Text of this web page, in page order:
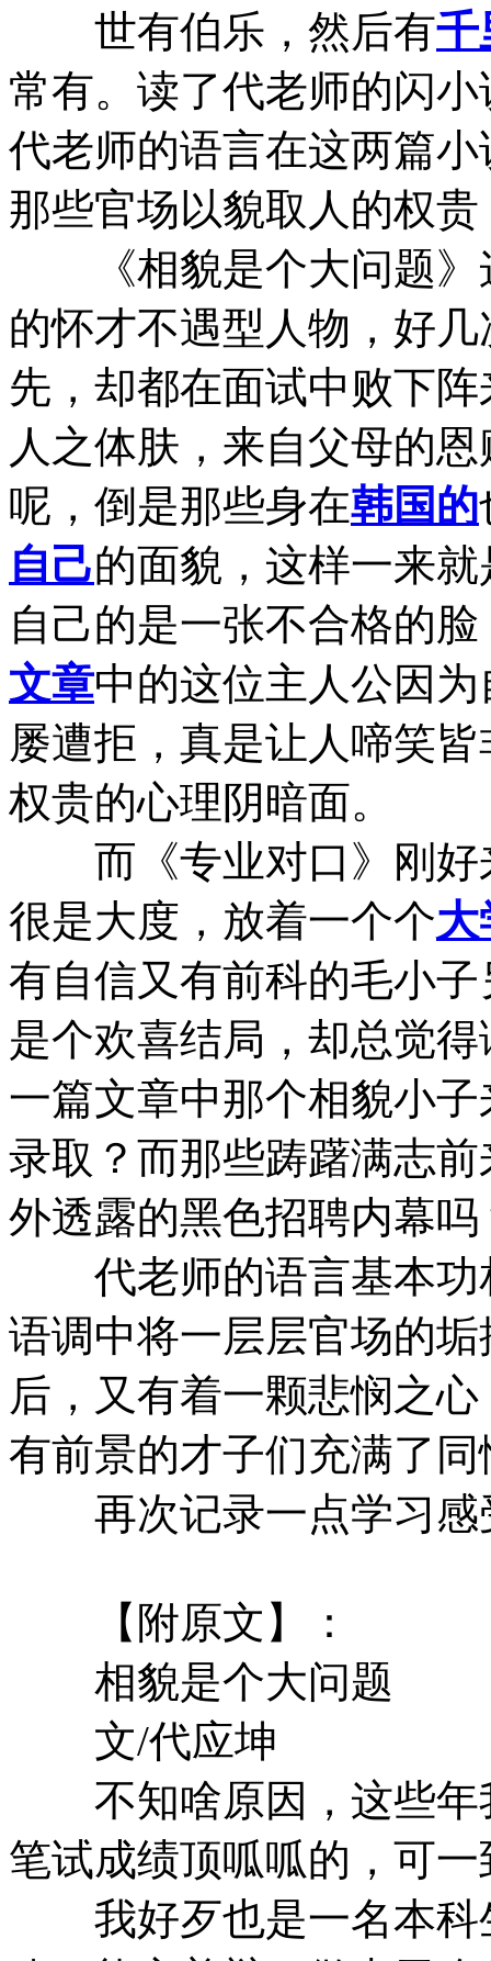
世有伯乐，然后有千
常有。读了代老师的闪
代老师的语言在这两篇
那些官场以貌取人的权
《相貌是个大问题》
的怀才不遇型人物，好
先，却都在面试中败下
人之体肤，来自父母的
呢，倒是那些身在韩国的
自己的面貌，这样一来
自己的是一张不合格的
文章中的这位主人公因
屡遭拒，真是让人啼笑
权贵的心理阴暗面。
而《专业对口》刚好
很是大度，放着一个个大
有自信又有前科的毛小
是个欢喜结局，却总觉
一篇文章中那个相貌小
录取？而那些踌躇满志
外透露的黑色招聘内幕吗
代老师的语言基本功
语调中将一层层官场的
后，又有着一颗悲悯之
有前景的才子们充满了
再次记录一点学习感
【附原文】：
相貌是个大问题
文/代应坤
不知啥原因，这些年
笔试成绩顶呱呱的，可
我好歹也是一名本科